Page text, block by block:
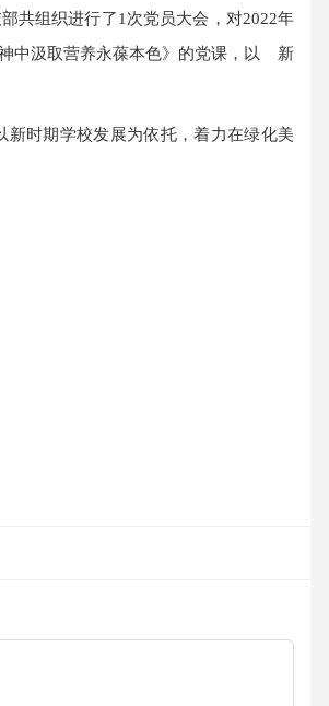
共组织进行了1次党员大会，对2022年
中汲取营养永葆本色》的党课，以 新
新时期学校发展为依托，着力在绿化美